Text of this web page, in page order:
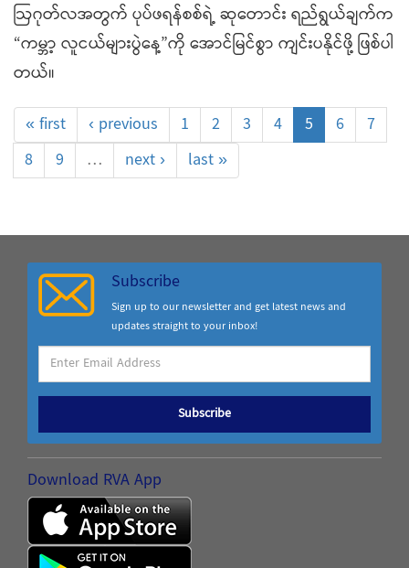
ဩဂုတ်လအတွက် ပုပ်ဖရန်စစ်ရဲ့ ဆုတောင်း ရည်ရွယ်ချက်က
“ကမ္ဘာ့ လူငယ်များပွဲနေ့”ကို အောင်မြင်စွာ ကျင်းပနိုင်ဖို့ ဖြစ်ပါ
တယ်။
« first
‹ previous 1 2 3 4 5 6
7
8
9 … next › last »
Subscribe
Sign up to our newsletter and get latest news and
updates straight to your inbox!
Subscribe
Download RVA App